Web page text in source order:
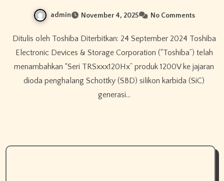
admin November 4, 2025 No Comments
Ditulis oleh Toshiba Diterbitkan: 24 September 2024 Toshiba
Electronic Devices & Storage Corporation (“Toshiba”) telah
menambahkan “Seri TRSxxx120Hx” produk 1200V ke jajaran
dioda penghalang Schottky (SBD) silikon karbida (SiC)
generasi…